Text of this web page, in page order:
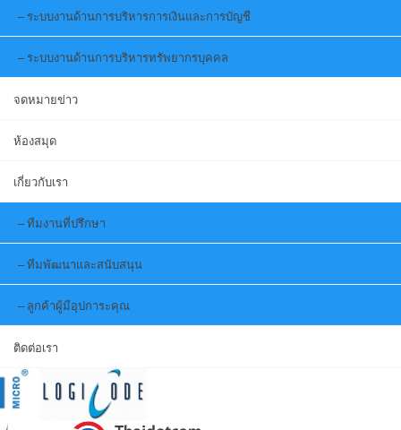
ระบบงานด้านการบริหารการเงินและการบัญชี
ระบบงานด้านการบริหารทรัพยากรบุคคล
จดหมายข่าว
ห้องสมุด
เกี่ยวกับเรา
ทีมงานที่ปรึกษา
ทีมพัฒนาและสนับสนุน
ลูกค้าผู้มีอุปการะคุณ
ติดต่อเรา